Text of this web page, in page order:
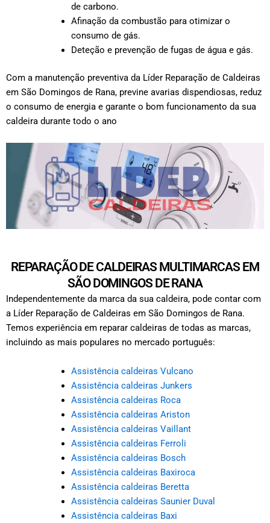
de carbono.
Afinação da combustão para otimizar o
consumo de gás.
Deteção e prevenção de fugas de água e gás.
Com a manutenção preventiva da Líder Reparação de Caldeiras
em São Domingos de Rana, previne avarias dispendiosas, reduz
o consumo de energia e garante o bom funcionamento da sua
caldeira durante todo o ano
REPARAÇÃO DE CALDEIRAS MULTIMARCAS EM
SÃO DOMINGOS DE RANA
Independentemente da marca da sua caldeira, pode contar com
a Líder Reparação de Caldeiras em São Domingos de Rana.
Temos experiência em reparar caldeiras de todas as marcas,
incluindo as mais populares no mercado português:
Assistência caldeiras Vulcano
Assistência caldeiras Junkers
Assistência caldeiras Roca
Assistência caldeiras Ariston
Assistência caldeiras Vaillant
Assistência caldeiras Ferroli
Assistência caldeiras Bosch
Assistência caldeiras Baxiroca
Assistência caldeiras Beretta
Assistência caldeiras Saunier Duval
Assistência caldeiras Baxi